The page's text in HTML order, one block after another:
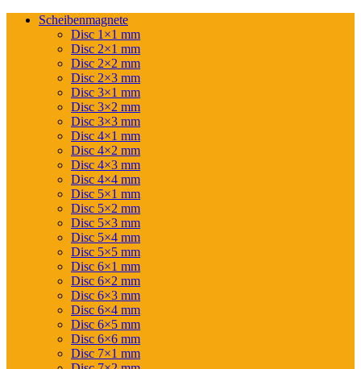
Scheibenmagnete
Disc 1×1 mm
Disc 2×1 mm
Disc 2×2 mm
Disc 2×3 mm
Disc 3×1 mm
Disc 3×2 mm
Disc 3×3 mm
Disc 4×1 mm
Disc 4×2 mm
Disc 4×3 mm
Disc 4×4 mm
Disc 5×1 mm
Disc 5×2 mm
Disc 5×3 mm
Disc 5×4 mm
Disc 5×5 mm
Disc 6×1 mm
Disc 6×2 mm
Disc 6×3 mm
Disc 6×4 mm
Disc 6×5 mm
Disc 6×6 mm
Disc 7×1 mm